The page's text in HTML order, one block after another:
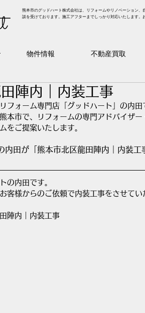
熊本市のグッドハート株式会社は、リフォームやリノベーション
談を受けております。施工アフターまでしっかり対応いたします。
物件情報 不動産買取
陣内｜内装工事
フォーム専門店「グッドハート」の内田
本市で、リフォームの専門アドバイザ
をご提案いたします。
内田が「熊本市北区龍田陣内｜内装工
の内田です。
客様からのご依頼で内装工事をさせてい
陣内｜内装工事